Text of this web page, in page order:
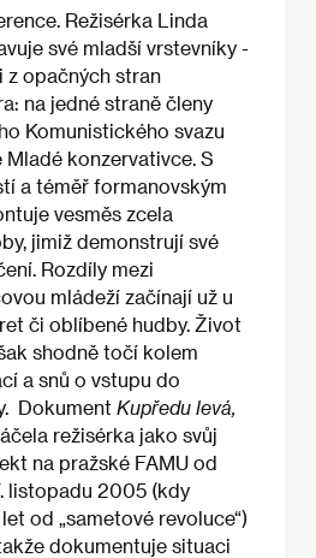
Režisérka Linda
své mladší vrstevníky -
z opačných stran
na jedné straně členy
Komunistického svazu
Mladé konzervativce. S
a téměř formanovským
vesměs zcela
jimiž demonstrují své
Rozdíly mezi
mládeží začínají už u
či oblíbené hudby. Život
shodně točí kolem
a snů o vstupu do
Dokument Kupředu levá,
režisérka jako svůj
na pražské FAMU od
listopadu 2005 (kdy
od „sametové revoluce“)
dokumentuje situaci